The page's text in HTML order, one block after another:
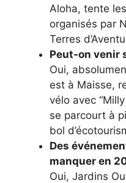
Aloha, tente
organisés par
Terres
Peut-on venir
Oui,
est à Maisse,
vélo avec
se parcourt à
bol
Des
manquer en
Oui, Jardins